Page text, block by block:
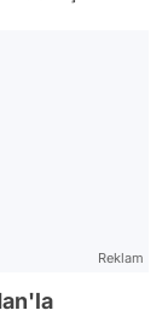
Reklam